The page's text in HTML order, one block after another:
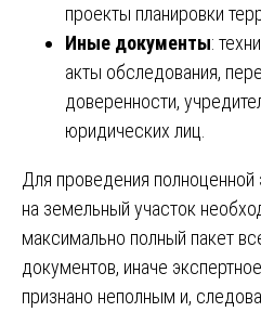
проекты планировки
Иные документы:
акты обследования,
доверенности,
юридических лиц.
Для проведения
на земельный участок
максимально полный пакет
документов, иначе
признано неполным и,